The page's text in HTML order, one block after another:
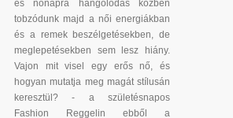
és nőnapra hangolódás közben
tobzódunk majd a női energiákban
és a remek beszélgetésekben, de
meglepetésekben sem lesz hiány.
Vajon mit visel egy erős nő, és
hogyan mutatja meg magát stílusán
keresztül? - a születésnapos
Fashion Reggelin ebből a